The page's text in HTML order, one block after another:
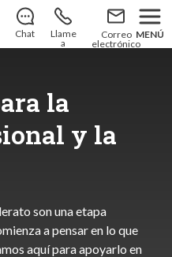
para el curso 2026-
la admisión
Chat
Llame
a
Correo
electrónico
MENÚ
la
y la
son una etapa
a pensar en lo que
aquí para apoyarlo en